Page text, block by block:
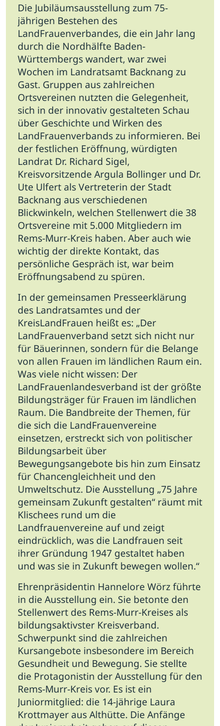
Die Jubiläumsausstellung zum 75-
jährigen Bestehen des
LandFrauenverbandes, die ein Jahr lang
durch die Nordhälfte Baden-
Württembergs wandert, war zwei
Wochen im Landratsamt Backnang zu
Gast. Gruppen aus zahlreichen
Ortsvereinen nutzten die Gelegenheit,
sich in der innovativ gestalteten Schau
über Geschichte und Wirken des
LandFrauenverbands zu informieren. Bei
der festlichen Eröffnung, würdigten
Landrat Dr. Richard Sigel,
Kreisvorsitzende Argula Bollinger und Dr.
Ute Ulfert als Vertreterin der Stadt
Backnang aus verschiedenen
Blickwinkeln, welchen Stellenwert die 38
Ortsvereine mit 5.000 Mitgliedern im
Rems-Murr-Kreis haben. Aber auch wie
wichtig der direkte Kontakt, das
persönliche Gespräch ist, war beim
Eröffnungsabend zu spüren.
In der gemeinsamen Presseerklärung
des Landratsamtes und der
KreisLandFrauen heißt es: „Der
LandFrauenverband setzt sich nicht nur
für Bäuerinnen, sondern für die Belange
von allen Frauen im ländlichen Raum ein.
Was viele nicht wissen: Der
LandFrauenlandesverband ist der größte
Bildungsträger für Frauen im ländlichen
Raum. Die Bandbreite der Themen, für
die sich die LandFrauenvereine
einsetzen, erstreckt sich von politischer
Bildungsarbeit über
Bewegungsangebote bis hin zum Einsatz
für Chancengleichheit und den
Umweltschutz. Die Ausstellung „75 Jahre
gemeinsam Zukunft gestalten“ räumt mit
Klischees rund um die
Landfrauenvereine auf und zeigt
eindrücklich, was die Landfrauen seit
ihrer Gründung 1947 gestaltet haben
und was sie in Zukunft bewegen wollen.“
Ehrenpräsidentin Hannelore Wörz führte
in die Ausstellung ein. Sie betonte den
Stellenwert des Rems-Murr-Kreises als
bildungsaktivster Kreisverband.
Schwerpunkt sind die zahlreichen
Kursangebote insbesondere im Bereich
Gesundheit und Bewegung. Sie stellte
die Protagonistin der Ausstellung für den
Rems-Murr-Kreis vor. Es ist ein
Juniormitglied: die 14-jährige Laura
Krottmayer aus Althütte. Die Anfänge